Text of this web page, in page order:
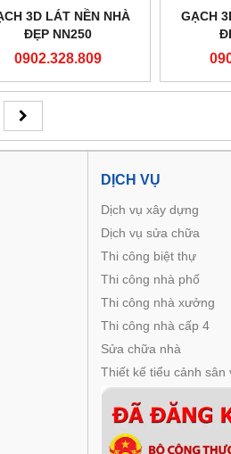
3D LÁT NỀN NHÀ
ĐẸP NN250
0902.328.809
GẠCH
DỊCH VỤ
Dịch vụ xây dựng
Dịch vụ sửa chữa
Thi công biệt thự
Thi công nhà phố
Thi công nhà xưởng
Thi công nhà cấp 4
Sửa chữa nhà
Thiết kế tiểu cảnh sân